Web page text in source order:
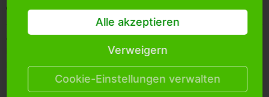
Merken
Artikel-Nr.:
1600320
299
Menge Umkarton:
150
Alle akzeptieren
Verweigern
Cookie-Einstellungen verwalten